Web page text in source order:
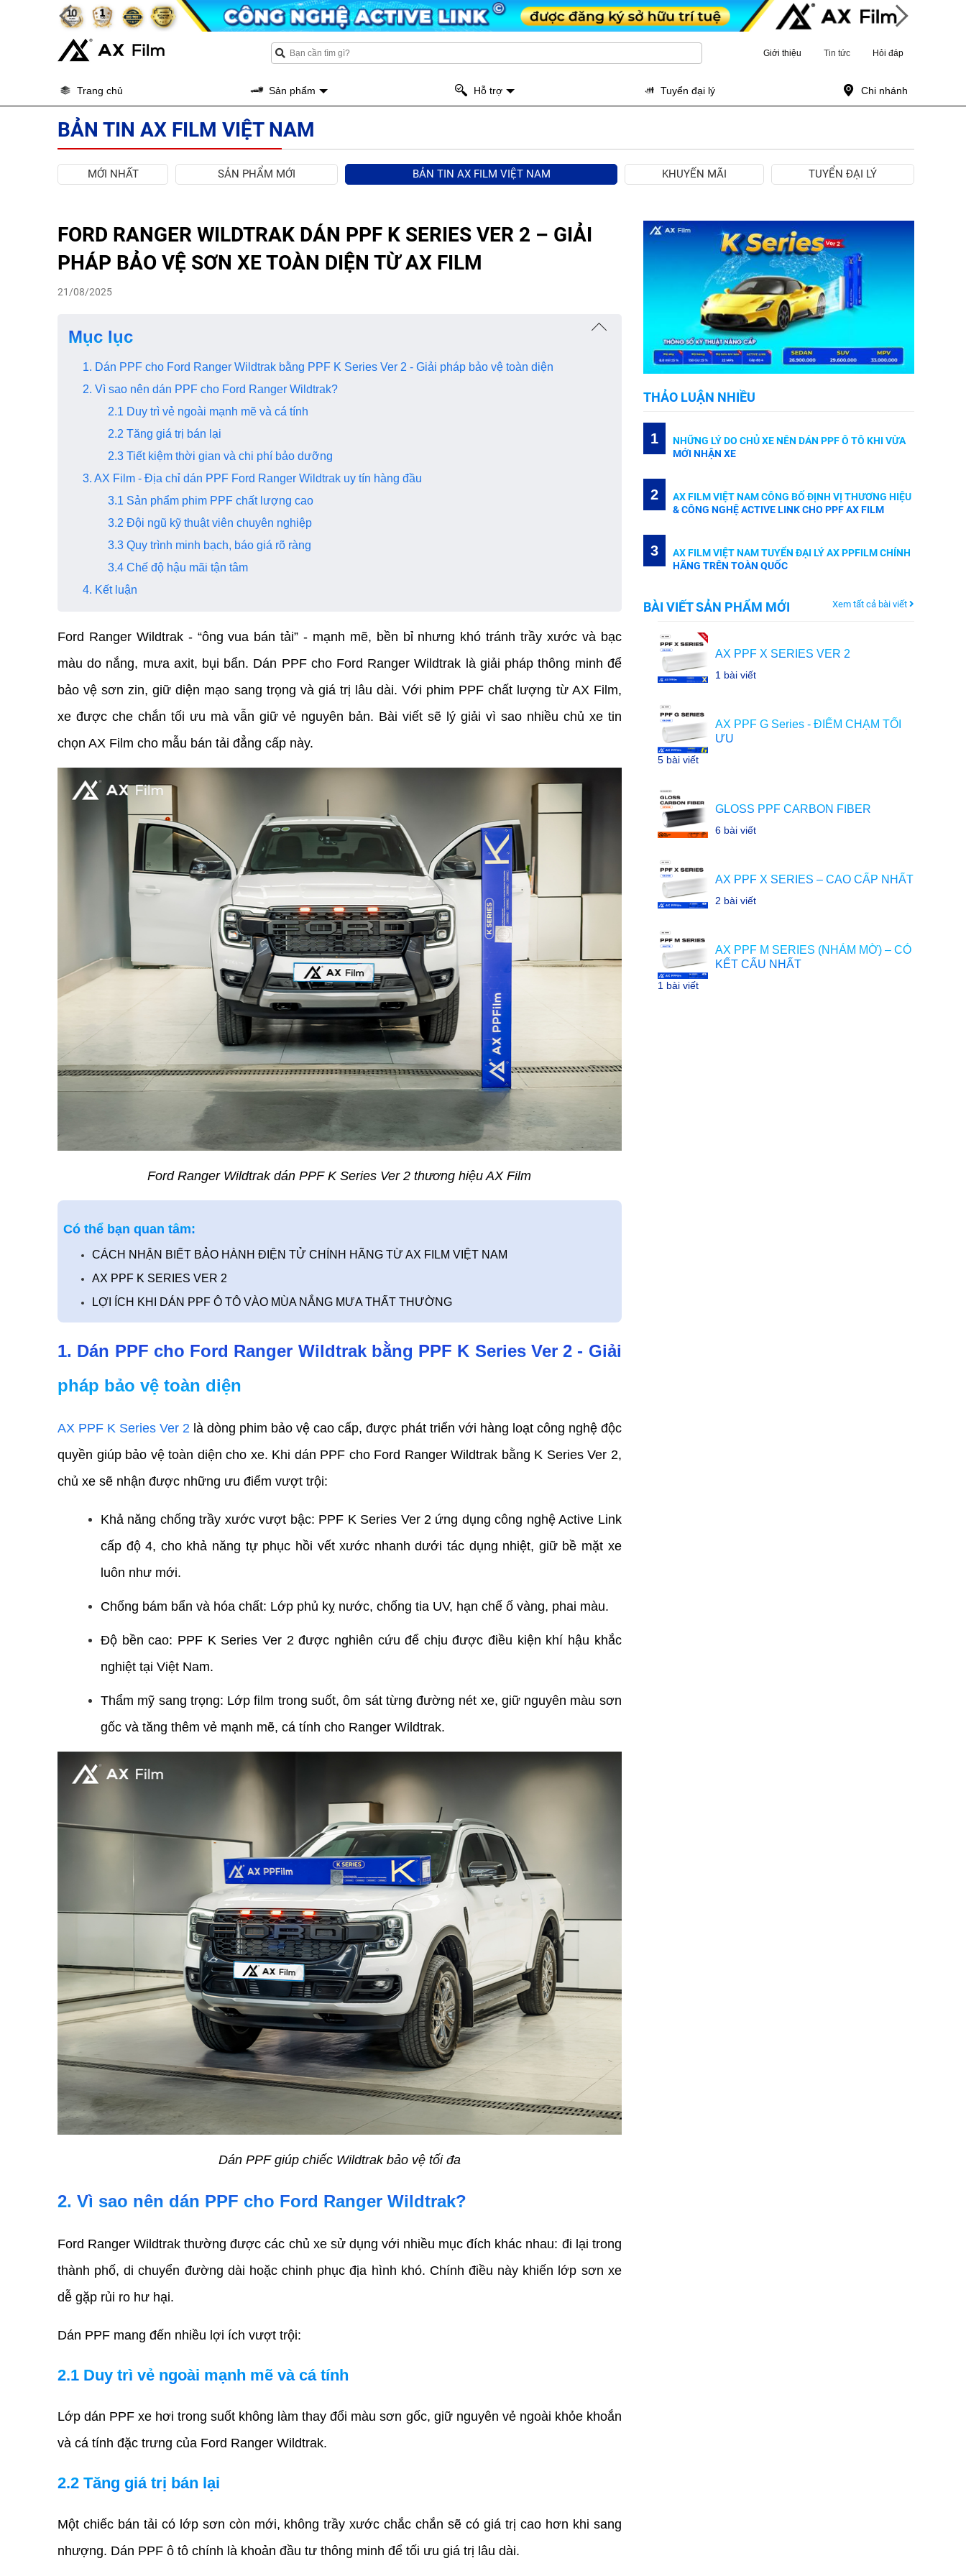
Giới thiệu Tin tức Hỏi đáp
Trang chủ Sản phẩm Hỗ trợ Tuyển đại lý Chi nhánh
BẢN TIN AX FILM VIỆT NAM
MỚI NHẤT SẢN PHẨM MỚI BẢN TIN AX FILM VIỆT NAM KHUYẾN MÃI TUYỂN ĐẠI LÝ
FORD RANGER WILDTRAK DÁN PPF K SERIES VER 2 – GIẢI
PHÁP BẢO VỆ SƠN XE TOÀN DIỆN TỪ AX FILM
21/08/2025
Mục lục
1. Dán PPF cho Ford Ranger Wildtrak bằng PPF K Series Ver 2 - Giải pháp bảo vệ toàn diện
2. Vì sao nên dán PPF cho Ford Ranger Wildtrak?
2.1 Duy trì vẻ ngoài mạnh mẽ và cá tính
2.2 Tăng giá trị bán lại
2.3 Tiết kiệm thời gian và chi phí bảo dưỡng
3. AX Film - Địa chỉ dán PPF Ford Ranger Wildtrak uy tín hàng đầu
3.1 Sản phẩm phim PPF chất lượng cao
3.2 Đội ngũ kỹ thuật viên chuyên nghiệp
3.3 Quy trình minh bạch, báo giá rõ ràng
3.4 Chế độ hậu mãi tận tâm
4. Kết luận
Ford Ranger Wildtrak - “ông vua bán tải” - mạnh mẽ, bền bỉ nhưng khó tránh trầy xước và bạc
màu do nắng, mưa axit, bụi bẩn. Dán PPF cho Ford Ranger Wildtrak là giải pháp thông minh để
bảo vệ sơn zin, giữ diện mạo sang trọng và giá trị lâu dài. Với phim PPF chất lượng từ AX Film,
xe được che chắn tối ưu mà vẫn giữ vẻ nguyên bản. Bài viết sẽ lý giải vì sao nhiều chủ xe tin
chọn AX Film cho mẫu bán tải đẳng cấp này.
Ford Ranger Wildtrak dán PPF K Series Ver 2 thương hiệu AX Film
Có thể bạn quan tâm:
CÁCH NHẬN BIẾT BẢO HÀNH ĐIỆN TỬ CHÍNH HÃNG TỪ AX FILM VIỆT NAM
AX PPF K SERIES VER 2
LỢI ÍCH KHI DÁN PPF Ô TÔ VÀO MÙA NẮNG MƯA THẤT THƯỜNG
1. Dán PPF cho Ford Ranger Wildtrak bằng PPF K Series Ver 2 - Giải
pháp bảo vệ toàn diện
AX PPF K Series Ver 2 là dòng phim bảo vệ cao cấp, được phát triển với hàng loạt công nghệ độc
quyền giúp bảo vệ toàn diện cho xe. Khi dán PPF cho Ford Ranger Wildtrak bằng K Series Ver 2,
chủ xe sẽ nhận được những ưu điểm vượt trội:
Khả năng chống trầy xước vượt bậc: PPF K Series Ver 2 ứng dụng công nghệ Active Link
cấp độ 4, cho khả năng tự phục hồi vết xước nhanh dưới tác dụng nhiệt, giữ bề mặt xe
luôn như mới.
Chống bám bẩn và hóa chất: Lớp phủ kỵ nước, chống tia UV, hạn chế ố vàng, phai màu.
Độ bền cao: PPF K Series Ver 2 được nghiên cứu để chịu được điều kiện khí hậu khắc
nghiệt tại Việt Nam.
Thẩm mỹ sang trọng: Lớp film trong suốt, ôm sát từng đường nét xe, giữ nguyên màu sơn
gốc và tăng thêm vẻ mạnh mẽ, cá tính cho Ranger Wildtrak.
Dán PPF giúp chiếc Wildtrak bảo vệ tối đa
2. Vì sao nên dán PPF cho Ford Ranger Wildtrak?
Ford Ranger Wildtrak thường được các chủ xe sử dụng với nhiều mục đích khác nhau: đi lại trong
thành phố, di chuyển đường dài hoặc chinh phục địa hình khó. Chính điều này khiến lớp sơn xe
dễ gặp rủi ro hư hại.
Dán PPF mang đến nhiều lợi ích vượt trội:
2.1 Duy trì vẻ ngoài mạnh mẽ và cá tính
Lớp dán PPF xe hơi trong suốt không làm thay đổi màu sơn gốc, giữ nguyên vẻ ngoài khỏe khoắn
và cá tính đặc trưng của Ford Ranger Wildtrak.
2.2 Tăng giá trị bán lại
Một chiếc bán tải có lớp sơn còn mới, không trầy xước chắc chắn sẽ có giá trị cao hơn khi sang
nhượng. Dán PPF ô tô chính là khoản đầu tư thông minh để tối ưu giá trị lâu dài.
THẢO LUẬN NHIỀU
1
NHỮNG LÝ DO CHỦ XE NÊN DÁN PPF Ô TÔ KHI VỪA
MỚI NHẬN XE
2
AX FILM VIỆT NAM CÔNG BỐ ĐỊNH VỊ THƯƠNG HIỆU
& CÔNG NGHỆ ACTIVE LINK CHO PPF AX FILM
3
AX FILM VIỆT NAM TUYỂN ĐẠI LÝ AX PPFILM CHÍNH
HÃNG TRÊN TOÀN QUỐC
BÀI VIẾT SẢN PHẨM MỚI Xem tất cả bài viết
AX PPF X SERIES VER 2
1 bài viết
AX PPF G Series - ĐIỂM CHẠM TỐI
ƯU
5 bài viết
GLOSS PPF CARBON FIBER
6 bài viết
AX PPF X SERIES – CAO CẤP NHẤT
2 bài viết
AX PPF M SERIES (NHÁM MỜ) – CÓ
KẾT CẤU NHẤT
1 bài viết